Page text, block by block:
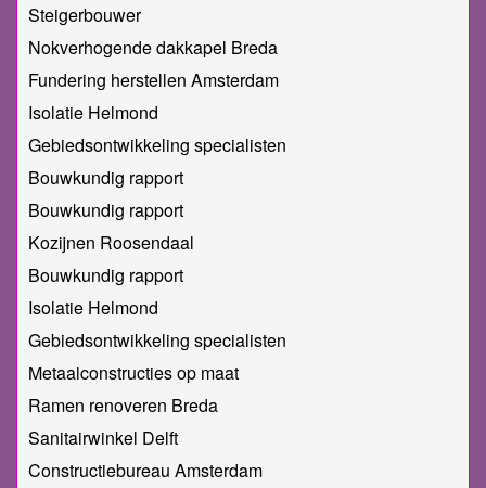
Steigerbouwer
Nokverhogende dakkapel Breda
Fundering herstellen Amsterdam
Isolatie Helmond
Gebiedsontwikkeling specialisten
Bouwkundig rapport
Bouwkundig rapport
Kozijnen Roosendaal
Bouwkundig rapport
Isolatie Helmond
Gebiedsontwikkeling specialisten
Metaalconstructies op maat
Ramen renoveren Breda
Sanitairwinkel Delft
Constructiebureau Amsterdam